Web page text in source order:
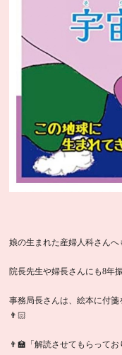
娘の生まれた産婦人科さん
院長先生や婦長さんにも8年
事務局長さんは、絵本に付
👨🏻
👨‍🏫「解読させてもらってお